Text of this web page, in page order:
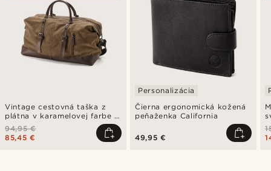
Vintage cestovná taška z
plátna v karamelovej farbe a
hnedej kože
94,95 €
85,45 €
Čierna ergonomická kožená
peňaženka California
Personalizácia
49,95 €